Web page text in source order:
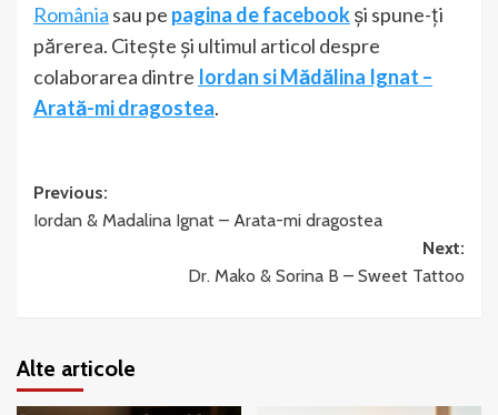
România sau pe pagina de facebookși spune-ți
părerea. Citește și ultimul articol despre
colaborarea dintre Iordan si Mădălina Ignat –
Arată-mi dragostea.
Post
navigation
Previous:
Iordan & Madalina Ignat – Arata-mi dragostea
Next:
Dr. Mako & Sorina B – Sweet Tattoo
Alte articole